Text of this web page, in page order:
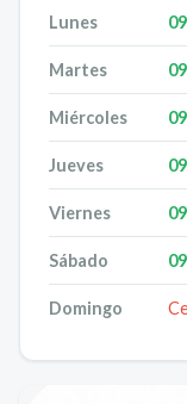
Lunes
Martes
Miércoles
Jueves
Viernes
Sábado
Domingo